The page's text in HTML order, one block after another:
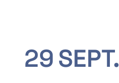
29SEPT.